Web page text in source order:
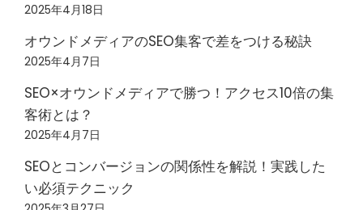
2025年4月18日
オウンドメディアのSEO集客で差をつける秘訣
2025年4月7日
SEO×オウンドメディアで勝つ！アクセス10倍の集
客術とは？
2025年4月7日
SEOとコンバージョンの関係性を解説！実践した
い必須テクニック